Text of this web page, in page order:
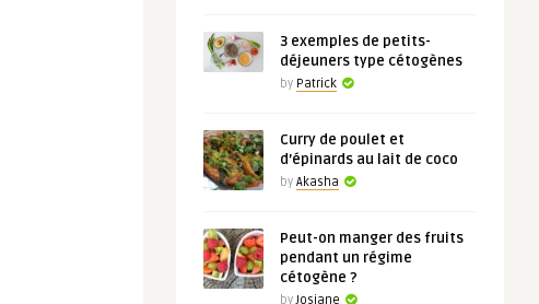
3 exemples de petits-
déjeuners type cétogènes
by Patrick
Curry de poulet et
d’épinards au lait de coco
by Akasha
Peut-on manger des fruits
pendant un régime
cétogène ?
byJosiane